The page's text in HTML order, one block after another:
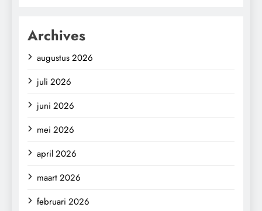
Archives
augustus 2026
juli 2026
juni 2026
mei 2026
april 2026
maart 2026
februari 2026